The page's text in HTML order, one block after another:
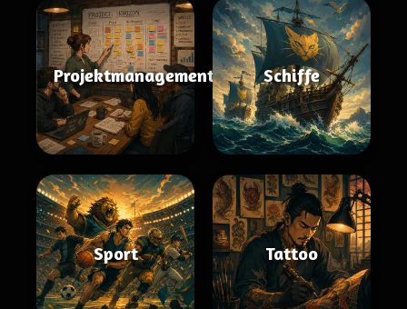
Projektmanagement Schiffe
Sport Tattoo